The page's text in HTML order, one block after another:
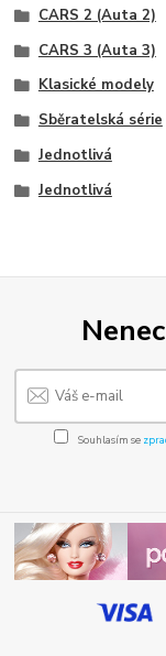
CARS 2 (Auta 2)
CARS 3 (Auta 3)
Klasické modely
Sběratelská série
Jednotlivá
Jednotlivá
Souhlasím se